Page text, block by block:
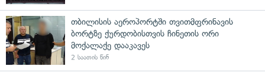
თბილისის აეროპორტში თვითმფრინავის
ბორტზე ქურდობისთვის ჩინეთის ორი
მოქალაქე დააკავეს
2 საათის წინ